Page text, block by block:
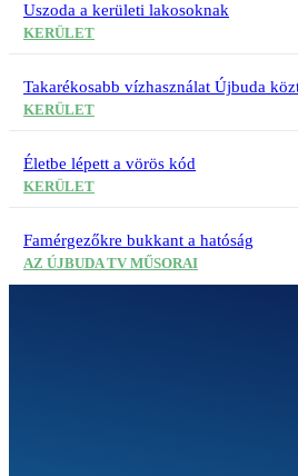
Uszoda a kerületi lakosoknak
KERÜLET
Takarékosabb vízhasználat Újbuda
KERÜLET
Életbe lépett a vörös kód
KERÜLET
Famérgezőkre bukkant a hatóság
AZ ÚJBUDA TV MŰSORAI